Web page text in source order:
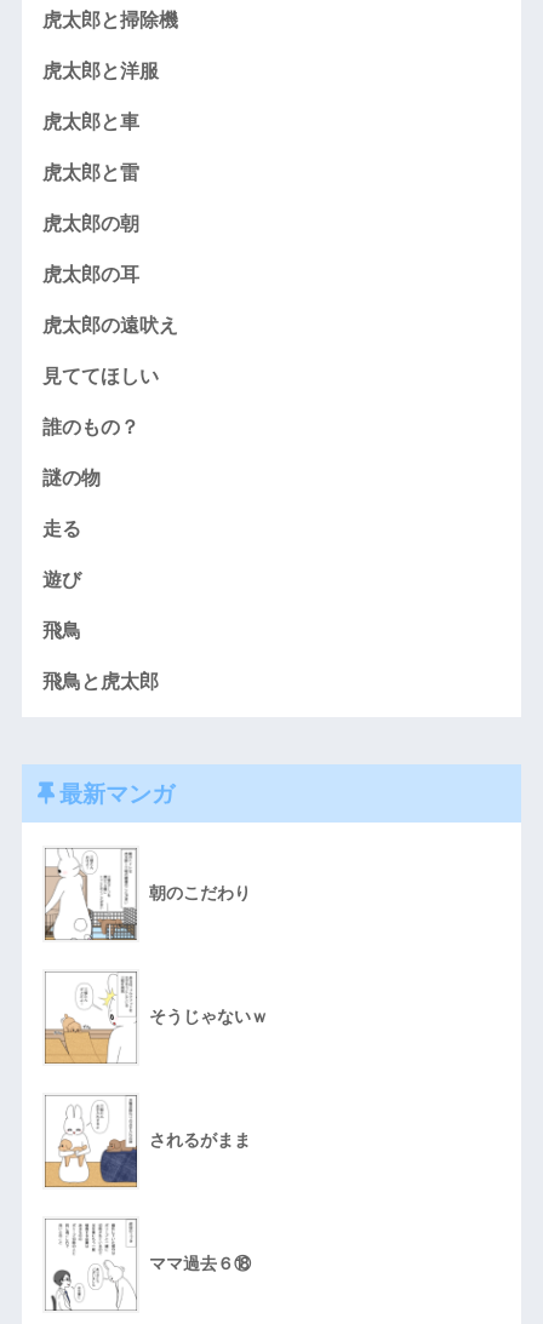
虎太郎と掃除機
虎太郎と洋服
虎太郎と車
虎太郎と雷
虎太郎の朝
虎太郎の耳
虎太郎の遠吠え
見ててほしい
誰のもの？
謎の物
走る
遊び
飛鳥
飛鳥と虎太郎
最新マンガ
朝のこだわり
そうじゃないｗ
されるがまま
ママ過去６⑱